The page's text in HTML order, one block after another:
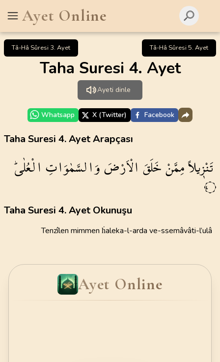
Ayet Online
Tâ-Hâ Sûresi 3. Ayet Tâ-Hâ Sûresi 5. Ayet
Taha Suresi 4. Ayet
Ayeti dinle
Whatsapp X (Twitter) Facebook
Taha Suresi 4. Ayet Arapçası
تَنْز۪يلاًمِمَّنْخَلَقَالْاَرْضَوَالسَّمٰوَاتِالْعُلٰىۜ
٤
Taha Suresi 4. Ayet Okunuşu
Tenzîlen mimmen ḣaleka-l-arda ve-ssemâvâti-l’ulâ
Ayet Online